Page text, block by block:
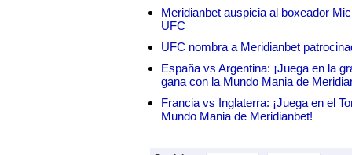
Meridianbet auspicia al boxeador
UFC
UFC nombra a Meridianbet
España vs Argentina: ¡Juega en la
gana con la Mundo Mania de
Francia vs Inglaterra: ¡Juega en el
Mundo Mania de Meridianbet!